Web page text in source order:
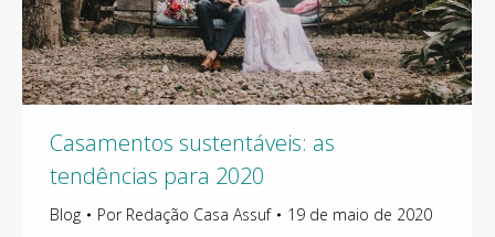
Casamentos sustentáveis: as
tendências para 2020
Blog Por Redação Casa Assuf 19 de maio de 2020